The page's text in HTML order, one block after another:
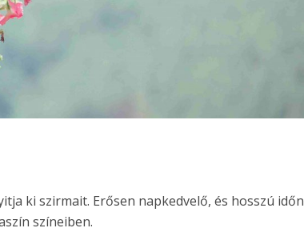
ki szirmait. Erősen napkedvelő, és hosszú időn
színeiben.